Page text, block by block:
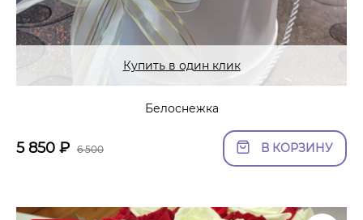
Купить в один клик
Белоснежка
5 850 ₽ 6 500 В КОРЗИНУ